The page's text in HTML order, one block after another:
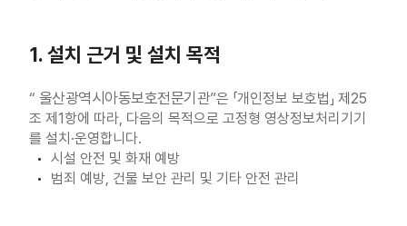
1. 설치 근거 및 설치 목적
“ 울산광역시 아동보호전문기관”은 「개인정보 보호법」 제25
조 제1항에 따라, 다음의 목적으로 고정형 영상정보처리기기
를 설치·운영합니다.
시설 안전 및 화재 예방
범죄 예방, 건물 보안 관리 및 기타 안전 관리